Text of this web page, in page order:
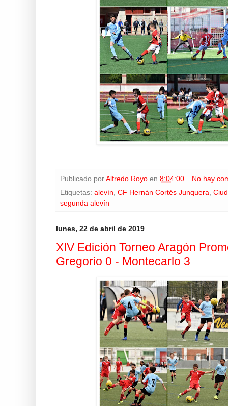
Publicado por Alfredo Royo en 8:04:00
No hay
Etiquetas: alevín CF Hernán Cortés Junquera
segunda alevín
lunes, 22 de abril de 2019
XIV Edición Torneo Aragón
Gregorio 0 - Montecarlo 3